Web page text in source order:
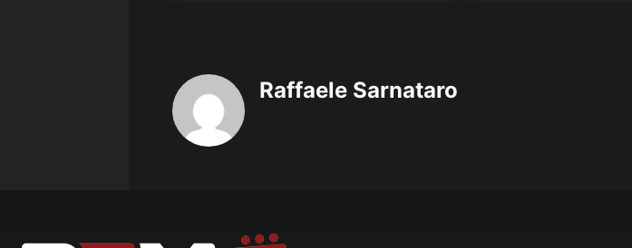
Raffaele Sarnataro